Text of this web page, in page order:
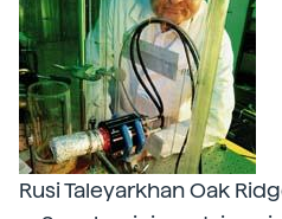
Rusi Taleyarkhan Oak